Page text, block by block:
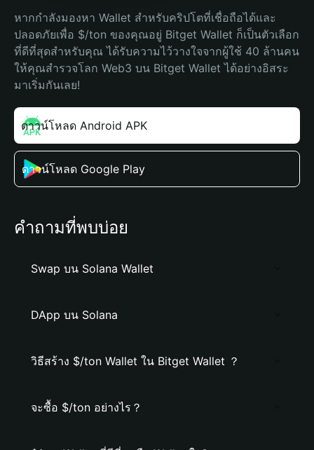
หากกำลังมองหา Wallet สำหรับคริปโตที่เชื่อถือได้และ
ปลอดภัยเพื่อ $/ton ของคุณอยู่ Bitget Wallet ก็เป็นตัวเลือก
ที่ดีที่สุดสำหรับคุณ ได้รับความไว้วางใจจากผู้ใช้ 40 ล้านคน
ให้คุณสำรวจโลก Web3 บน Bitget Wallet ได้อย่างอิสระ
มาเริ่มกันเลย!
ดาวน์โหลด Android APK
ดาวน์โหลด Google Play
คำถามที่พบบ่อย
Swap บน Solana Wallet
DApp บน Solana
วิธีสร้าง $/ton Wallet ใน Bitget Wallet ？
จะซื้อ $/ton อย่างไร？